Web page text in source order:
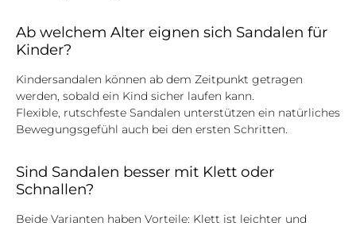
Ab welchem Alter eignen sich Sandalen für
Kinder?
Kindersandalen können ab dem Zeitpunkt getragen
werden, sobald ein Kind sicher laufen kann.
Flexible, rutschfeste Sandalen unterstützen ein natürliches
Bewegungsgefühl auch bei den ersten Schritten.
Sind Sandalen besser mit Klett oder
Schnallen?
Beide Varianten haben Vorteile: Klett ist leichter und